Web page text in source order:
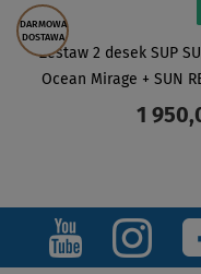
DARMOWA
DOSTAWA
Zestaw 2 desek SUP
Ocean Mirage + SUN
1
ZOBACZ